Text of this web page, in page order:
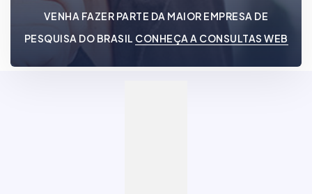
VENHA FAZER PARTE DA MAIOR EMPRESA DE
PESQUISA DO BRASIL CONHEÇA A CONSULTAS WEB